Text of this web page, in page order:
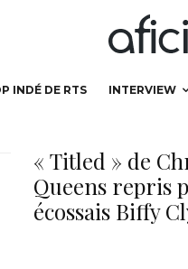
INDÉ DE RTS INTERVIEW
« Titled » de
Queens repris
écossais Biffy